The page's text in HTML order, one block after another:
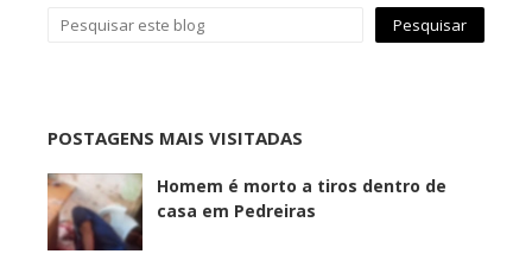
POSTAGENS MAIS VISITADAS
Homem é morto a tiros dentro de
casa em Pedreiras